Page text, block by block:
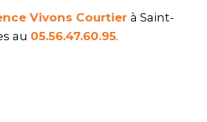
Vivons Courtier à Saint-
au 05.56.47.60.95.